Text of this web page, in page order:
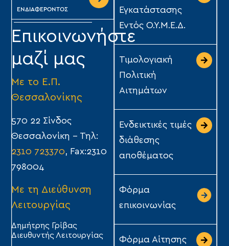
ΕΝΔΙΑΦΕΡΟΝΤΟΣ
Επικοινωνήστε
μαζί μας
Με το Ε.Π.
Θεσσαλονίκης
570 22 Σίνδος
Θεσσαλονίκη – Τηλ:
2310 723370, Fax:2310
798004
Με τη Διεύθυνση
Λειτουργίας
Δημήτρης Γρίβας
Διευθυντής Λειτουργίας
Εγκατάστασης
Εντός Ο.Υ.Μ.Ε.Δ.
Τιμολογιακή
Πολιτική
Αιτημάτων
Ενδεικτικές τιμές
διάθεσης
αποθέματος
Φόρμα
επικοινωνίας
Φόρμα Αίτησης